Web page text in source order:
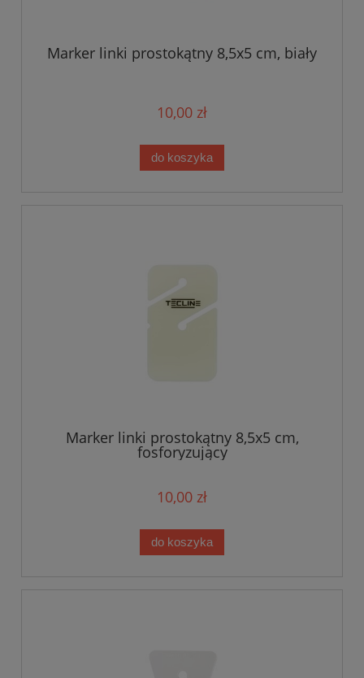
Marker linki prostokątny 8,5x5 cm, biały
10,00 zł
do koszyka
Marker linki prostokątny 8,5x5 cm,
fosforyzujący
10,00 zł
do koszyka